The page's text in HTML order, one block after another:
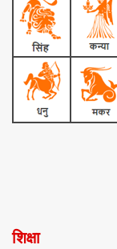
शिक्षा